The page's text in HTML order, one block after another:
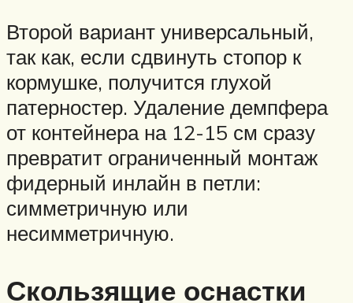
Второй вариант универсальный,
так как, если сдвинуть стопор к
кормушке, получится глухой
патерностер. Удаление демпфера
от контейнера на 12-15 см сразу
превратит ограниченный монтаж
фидерный инлайн в петли:
симметричную или
несимметричную.
Скользящие оснастки